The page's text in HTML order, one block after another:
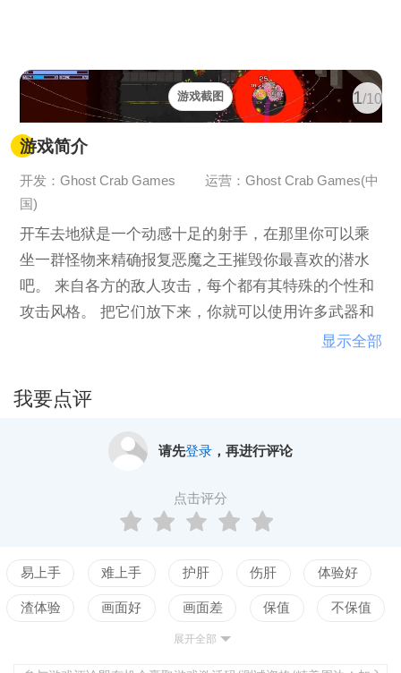
1/10
游戏截图
游戏简介
开发：Ghost Crab Games
运营：Ghost Crab Games(中
国)
开车去地狱是一个动感十足的射手，在那里你可以乘
坐一群怪物来精确报复恶魔之王摧毁你最喜欢的潜水
吧。 来自各方的敌人攻击，每个都有其特殊的个性和
攻击风格。 把它们放下来，你就可以使用许多武器和
物品，以及独特的车辆，特殊能力和更多！5个等级，
有挑战性的初学者和专家alikeUp to 4- 播放器本地合
包括5个老板在内的致命怪物霍尔德众多车辆，各自拥
有自己的属性和技能。 特殊能力奖杯系统，带有奖励
完成原声音轨3控制选项（键盘/键盘和鼠标/控制器）
请参阅Drive to Hell控制器指南以获取更多详细信息可
成就＆amp; 交易卡
显示全部
我要点评
请先登录，再进行评论
点击评分
易上手 难上手 护肝 伤肝 体验好
渣体验 画面好 画面差 保值 不保值
测试
展开全部